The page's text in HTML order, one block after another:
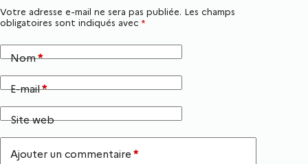
Votre adresse e-mail ne sera pas publiée. Les champs
obligatoires sont indiqués avec *
Nom*
E-mail*
Site web
Ajouter un commentaire *